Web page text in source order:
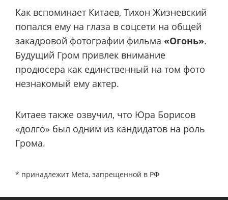
Как вспоминает Китаев, Тихон Жизневский
попался ему на глаза в соцсети на общей
закадровой фотографии фильма «Огонь».
Будущий Гром привлек внимание
продюсера как единственный на том фото
незнакомый ему актер.
Китаев также озвучил, что Юра Борисов
«долго» был одним из кандидатов на роль
Грома.
* принадлежит Meta, запрещенной в РФ